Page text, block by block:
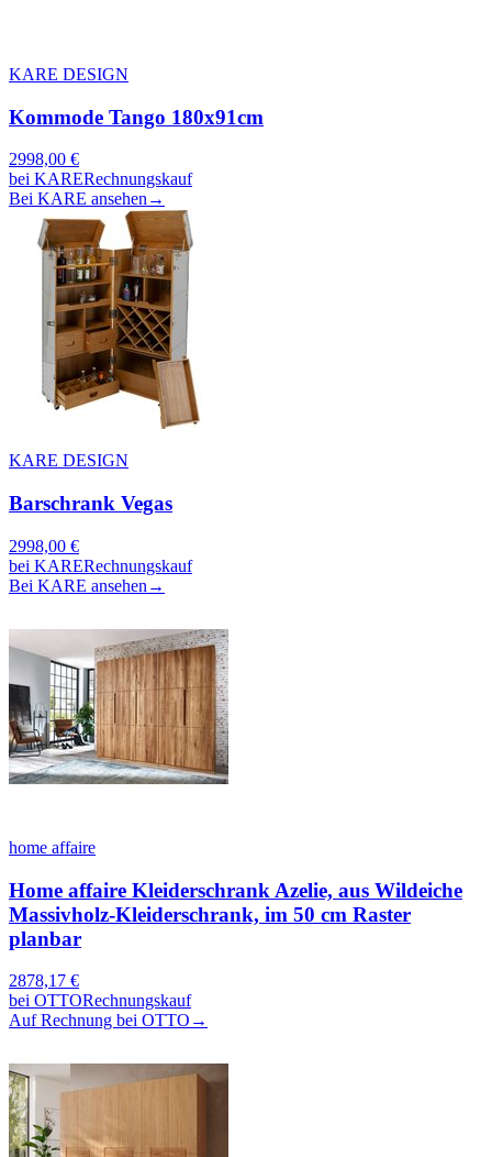
KARE DESIGN
Kommode Tango 180x91cm
2998,00 €
bei KARERechnungskauf
Bei KARE ansehen →
KARE DESIGN
Barschrank Vegas
2998,00 €
bei KARERechnungskauf
Bei KARE ansehen →
home affaire
Home affaire Kleiderschrank Azelie, aus Wildeiche
Massivholz-Kleiderschrank, im 50 cm Raster
planbar
2878,17 €
bei OTTORechnungskauf
Auf Rechnung bei OTTO →